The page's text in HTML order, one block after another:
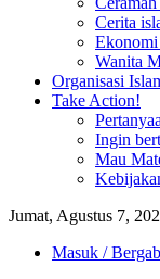
Cerita
Wanita
Organisasi
Take Action!
Ingin
Mau
Jumat, Agustus 7,
Masuk /